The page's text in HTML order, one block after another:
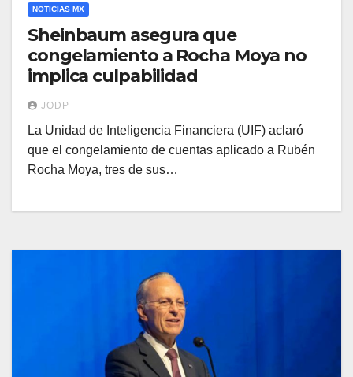
NOTICIAS MX
Sheinbaum asegura que
congelamiento a Rocha Moya no
implica culpabilidad
JODP
La Unidad de Inteligencia Financiera (UIF) aclaró
que el congelamiento de cuentas aplicado a Rubén
Rocha Moya, tres de sus…